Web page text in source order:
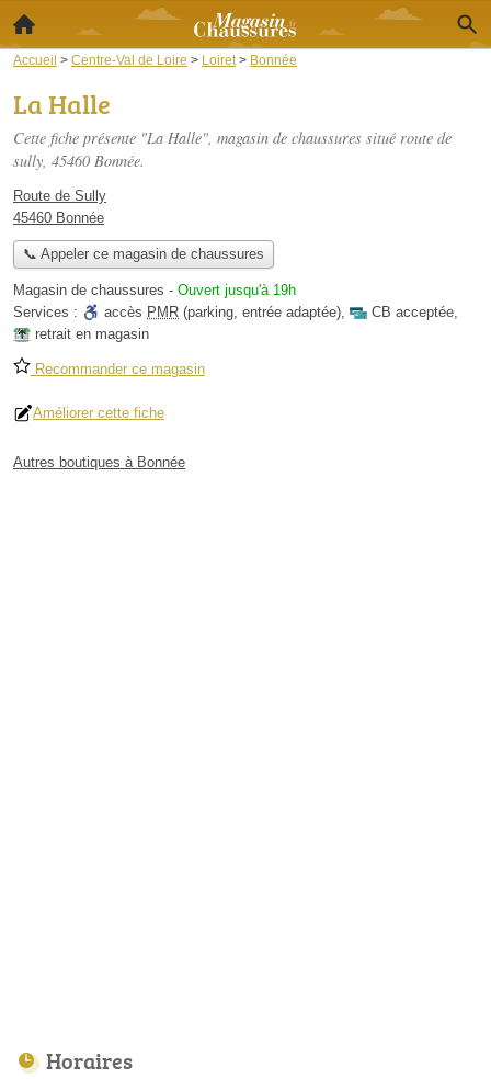
Accueil > Centre-Val de Loire > Loiret > Bonnée
La Halle
Cette fiche présente "La Halle", magasin de chaussures situé route de
sully, 45460 Bonnée.
Route de Sully
45460 Bonnée
📞 Appeler ce magasin de chaussures
Magasin de chaussures - Ouvert jusqu'à 19h
Services :
accès PMR (parking, entrée adaptée), CB acceptée,
retrait en magasin
Recommander ce magasin
Améliorer cette fiche
Autres boutiques à Bonnée
Horaires